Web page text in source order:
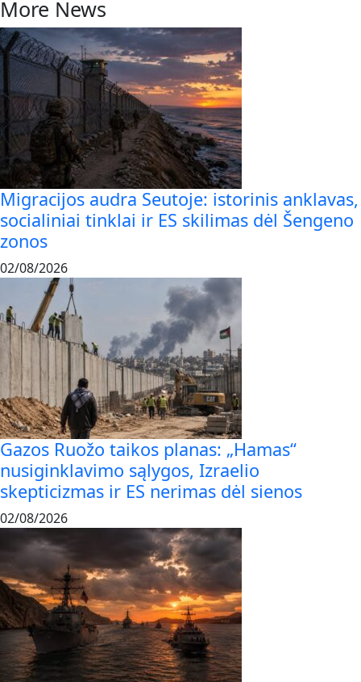
More News
Migracijos audra Seutoje: istorinis anklavas,
socialiniai tinklai ir ES skilimas dėl Šengeno
zonos
02/08/2026
Gazos Ruožo taikos planas: „Hamas“
nusiginklavimo sąlygos, Izraelio
skepticizmas ir ES nerimas dėl sienos
02/08/2026